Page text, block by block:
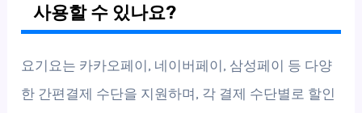
사용할 수 있나요?
요기요는 카카오페이, 네이버페이, 삼성페이 등 다양
한 간편결제 수단을 지원하며, 각 결제 수단별로 할인